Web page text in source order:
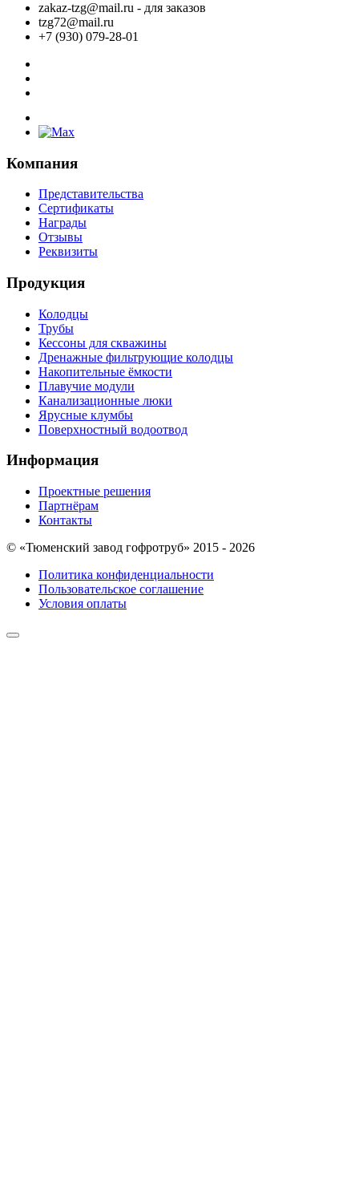
zakaz-tzg@mail.ru - для заказов
tzg72@mail.ru
+7 (930) 079-28-01
Компания
Представительства
Сертификаты
Награды
Отзывы
Реквизиты
Продукция
Колодцы
Трубы
Кессоны для скважины
Дренажные фильтрующие колодцы
Накопительные ёмкости
Плавучие модули
Канализационные люки
Ярусные клумбы
Поверхностный водоотвод
Информация
Проектные решения
Партнёрам
Контакты
© «Тюменский завод гофротруб» 2015 - 2026
Политика конфиденциальности
Пользовательское соглашение
Условия оплаты